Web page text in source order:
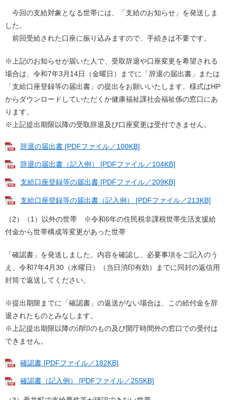
今回の支給対象となる世帯には、「支給のお知らせ」を発送しま
した。
前回受給された口座に振り込みますので、手続きは不要です。
※上記のお知らせが届いた人で、受取辞退や口座変更を希望される
場合は、令和7年3月14日（金曜日）までに「辞退の届出書」または
「支給口座登録等の届出書」の提出をお願いいたします。様式はHP
からダウンロードしていただくか健康福祉課社会福祉係の窓口にあ
ります。
※上記提出期限以降の受取辞退及び口座変更は受付できません。
辞退の届出書 [PDFファイル／100KB]
辞退の届出書（記入例） [PDFファイル／104KB]
支給口座登録等の届出書 [PDFファイル／209KB]
支給口座登録等の届出書（記入例） [PDFファイル／213KB]
（2）（1）以外の世帯 ※令和6年の住民税非課税世帯生活支援給
付金から世帯構成等変更があった世帯
「確認書」を発送しました。内容を確認し、必要事項をご記入のう
え、令和7年4月30（水曜日）（当日消印有効）までに同封の返信用
封筒で返送してください。
※提出期限までに「確認書」の返送がない場合は、この給付金を辞
退されたものとみなします。
※上記提出期限以降の消印のもの及び開庁時間外の窓口での受付は
できません。
確認書 [PDFファイル／182KB]
確認書（記入例） [PDFファイル／255KB]